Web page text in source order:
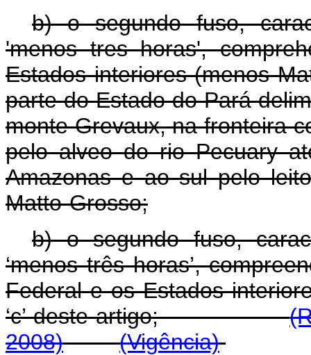
b) o segundo fuso,
'menos tres horas',
Estados interiores (menos
parte do Estado do Pará
monte Grevaux, na fronteira
pelo alveo do rio Pecuary
Amazonas e ao sul pelo
Matto-Grosso;
b) o segundo fuso,
‘menos três horas’,
Federal e os Estados
‘c’ deste artigo;
2008)
(Vigência)